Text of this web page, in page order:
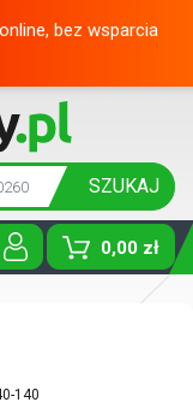
bez wsparcia
SZUKAJ
0,00 zł
Toggle
140